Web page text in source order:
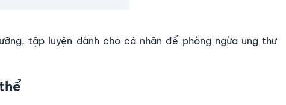
tập luyện dành cho cá nhân để phòng ngừa ung thư